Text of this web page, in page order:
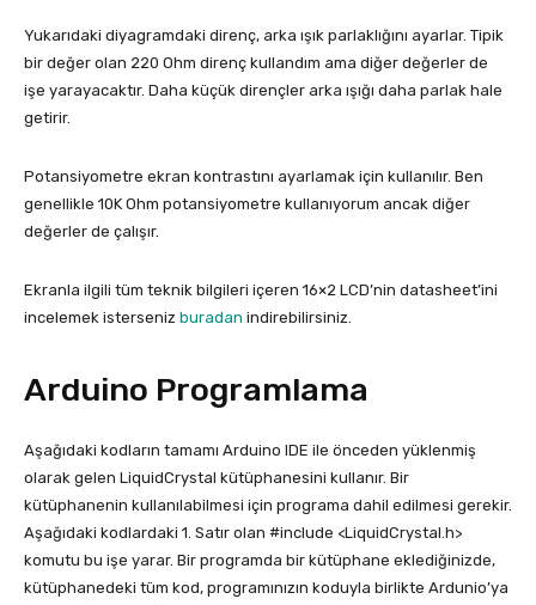
Yukarıdaki diyagramdaki direnç, arka ışık parlaklığını ayarlar. Tipik
bir değer olan 220 Ohm direnç kullandım ama diğer değerler de
işe yarayacaktır. Daha küçük dirençler arka ışığı daha parlak hale
getirir.
Potansiyometre ekran kontrastını ayarlamak için kullanılır. Ben
genellikle 10K Ohm potansiyometre kullanıyorum ancak diğer
değerler de çalışır.
Ekranla ilgili tüm teknik bilgileri içeren 16×2 LCD’nin datasheet’ini
incelemek isterseniz buradan indirebilirsiniz.
Arduino Programlama
Aşağıdaki kodların tamamı Arduino IDE ile önceden yüklenmiş
olarak gelen LiquidCrystal kütüphanesini kullanır. Bir
kütüphanenin kullanılabilmesi için programa dahil edilmesi gerekir.
Aşağıdaki kodlardaki 1. Satır olan #include <LiquidCrystal.h>
komutu bu işe yarar. Bir programda bir kütüphane eklediğinizde,
kütüphanedeki tüm kod, programınızın koduyla birlikte Ardunio’ya